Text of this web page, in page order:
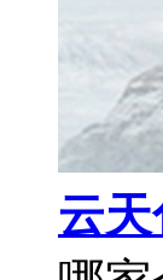
云天